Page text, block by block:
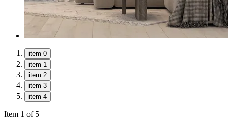
item 0
item 1
item 2
item 3
item 4
Item 1 of 5